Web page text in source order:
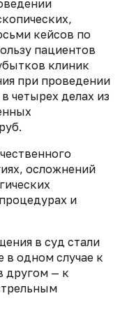
кейсов по
пациентов
клиник
при проведении
четырех делах из
осложнений
и
в суд стали
в одном случае к
другом — к